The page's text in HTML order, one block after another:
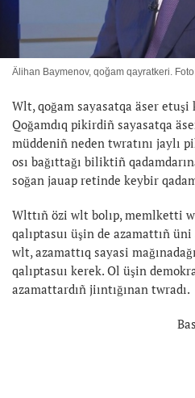
Älihan Baymenov, qoğam qayratkeri.
Wlt, qoğam sayasatqa äser etuşi
Qoğamdıq pikirdiñ sayasatqa
müddeniñ neden twratını jaylı
osı bağıttağı biliktiñ
soğan jauap retinde keybir
Wlttıñ özi wlt bolıp, memlketti
qalıptasuı üşin de azamattıñ
wlt, azamattıq sayasi
qalıptasuı kerek. Ol üşin
azamattardıñ jiıntığınan twradı.